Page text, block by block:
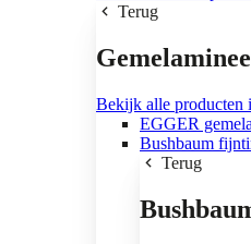
Terug
Bekijk alle producten
EGGER
Bushbaum
Terug